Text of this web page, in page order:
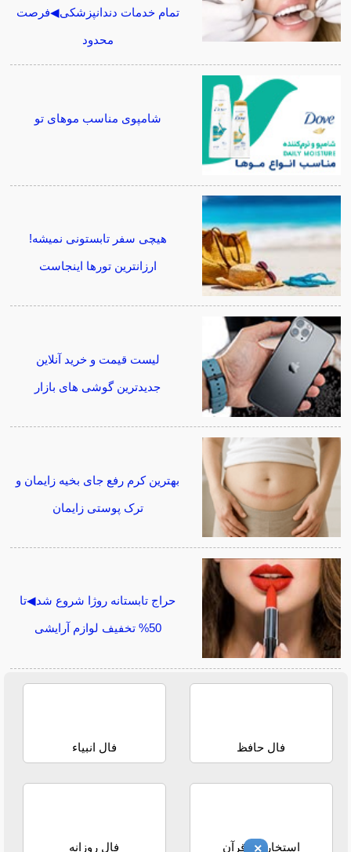
تمام خدمات دندانپزشکی◀فرصت
محدود
شامپوی مناسب موهای تو
هیچی سفر تابستونی نمیشه!
ارزانترین تورها اینجاست
لیست قیمت و خرید آنلاین
جدیدترین گوشی های بازار
بهترین کرم رفع جای بخیه زایمان و
ترک پوستی زایمان
حراج تابستانه روژا شروع شد◀تا
50% تخفیف لوازم آرایشی
فال حافظ فال انبیاء
استخاره با قرآن فال روزانه ×